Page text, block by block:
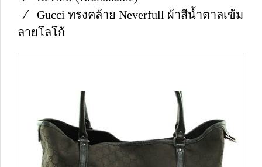
Gucci ทรงคล้าย Neverfull ผ้าสีน้ำตาลเข้ม
ลายโลโก้